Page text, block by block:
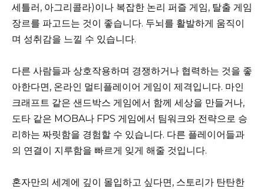
세틀러, 아그리콜라)이나 복잡한 논리 퍼즐 게임, 탈출 게임
장르를 파고드는 것이 좋습니다. 두뇌를 활발하게 움직이
며 성취감을 느낄 수 있습니다.
다른 사람들과 상호작용하며 경쟁하거나 협력하는 것을 좋
아한다면, 온라인 멀티플레이어 게임이 제격입니다. 마인
크래프트 같은 샌드박스 게임에서 함께 세상을 만들거나,
도타 같은 MOBA나 FPS 게임에서 팀워크와 전략으로 승
리하는 짜릿함을 경험할 수 있습니다. 다른 플레이어들과
의 연결이 지루함을 빠르게 잊게 해줄 것입니다.
혼자만의 세계에 깊이 몰입하고 싶다면, 스토리가 탄탄한